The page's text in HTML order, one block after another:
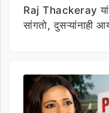
Raj Thackeray
सांगतो, दुसऱ्यांनाही